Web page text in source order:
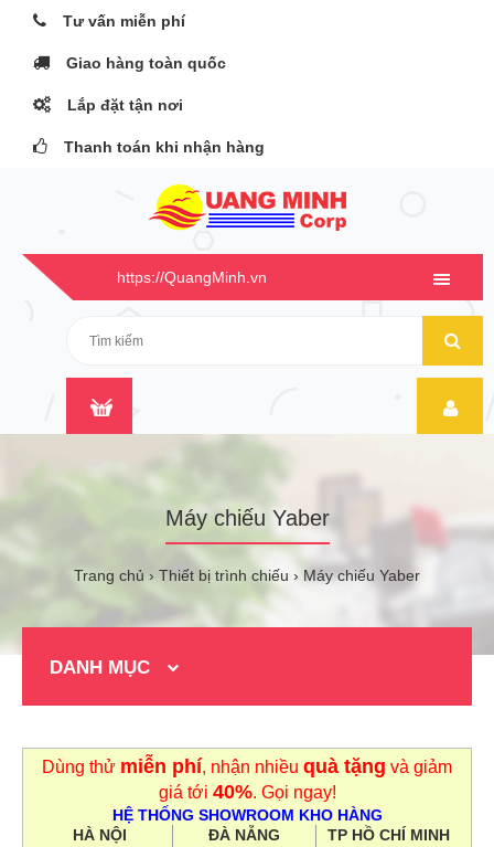
Tư vấn miễn phí
Giao hàng toàn quốc
Lắp đặt tận nơi
Thanh toán khi nhận hàng
https://QuangMinh.vn
Máy chiếu Yaber
Trang chủ Thiết bị trình chiếu Máy chiếu Yaber
DANH MỤC
Dùng thử miễn phí, nhận nhiều quà tặng và giảm
giá tới 40%. Gọi ngay!
HỆ THỐNG SHOWROOM KHO HÀNG
HÀ NỘI
ĐÀ NẴNG
TP HỒ CHÍ MINH